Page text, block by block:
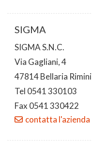
SIGMA
SIGMA S.N.C.
Via Gagliani, 4
47814 Bellaria Rimini
Tel 0541 330103
Fax 0541 330422
contatta l'azienda